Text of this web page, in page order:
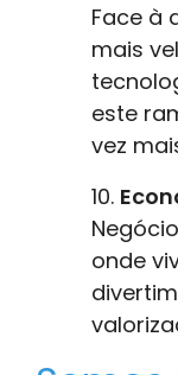
Face à
mais
este
vez
10.
onde